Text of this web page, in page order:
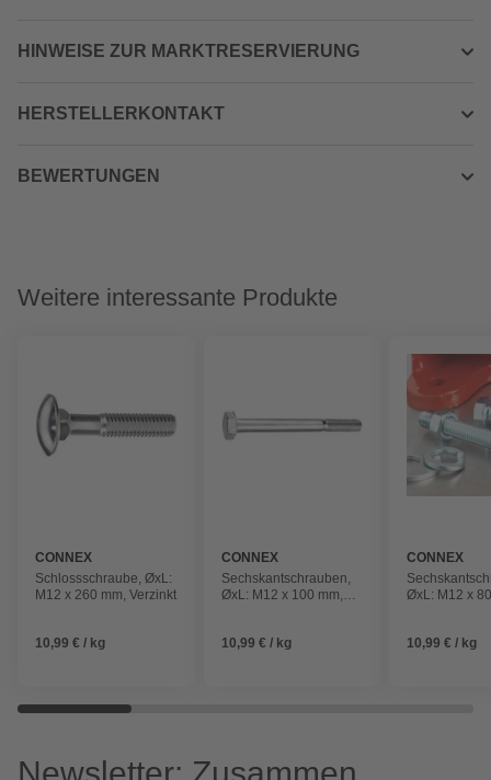
HINWEISE ZUR MARKTRESERVIERUNG
HERSTELLERKONTAKT
BEWERTUNGEN
Weitere interessante Produkte
CONNEX
Schlossschraube, ØxL:
M12 x 260 mm, Verzinkt
10,99 € / kg
CONNEX
Sechskantschrauben,
ØxL: M12 x 100 mm,
10,99 € / kg
CONNEX
ØxL: M12 x
10,99 € / kg
Newsletter: Zusammen